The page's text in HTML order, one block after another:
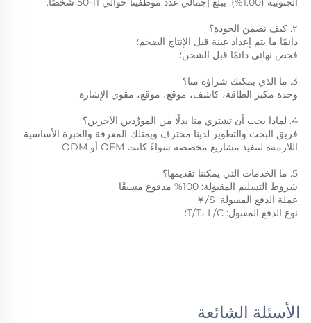
٢. كيف نضمن الجودة؟
دائمًا ما يتم إعداد عينة قبل الإنتاج الضخم؛
فحص نهائي دائمًا قبل الشحن؛
3. ما الذي يمكنك شراؤه منا؟
وحدة مكبر الطاقة، كاشف، موقع، موقع، مقوي الإشارة
4. لماذا يجب أن تشتري منا بدلًا من المورِّدين الآخرين؟
اللازمةة لتنفيذ مشاريع مخصصة سواءً كانت OEM أو ODM
5. ما الخدمات التي يمكننا تقديمها؟
شروط التسليم المقبولة: 100% مدفوع مسبقًا
عملة الدفع المقبولة: $/￥
نوع الدفع المقبول: T/T، L/C؛
الأسئلة الشائعة